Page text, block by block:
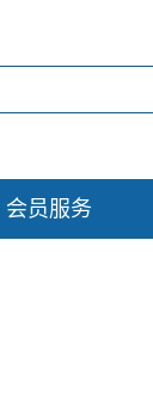
会员服务